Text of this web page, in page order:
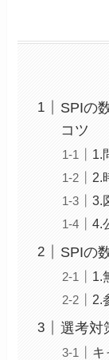
SPIの
コツ
1.
2.
3.
4.
SPIの
1.
2.
選考対
キ